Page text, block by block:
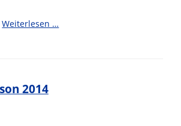
Weiterlesen …
2014